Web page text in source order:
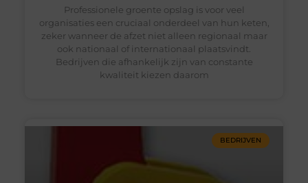
Professionele groente opslag is voor veel
organisaties een cruciaal onderdeel van hun keten,
zeker wanneer de afzet niet alleen regionaal maar
ook nationaal of internationaal plaatsvindt.
Bedrijven die afhankelijk zijn van constante
kwaliteit kiezen daarom
BEDRIJVEN